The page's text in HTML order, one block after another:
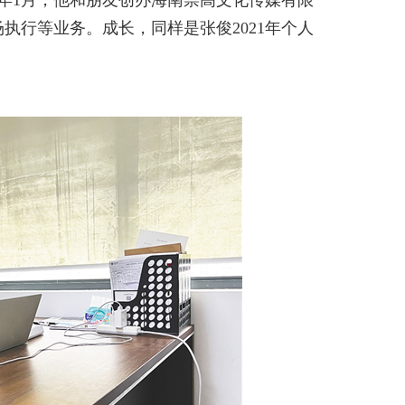
行等业务。成长，同样是张俊2021年个人